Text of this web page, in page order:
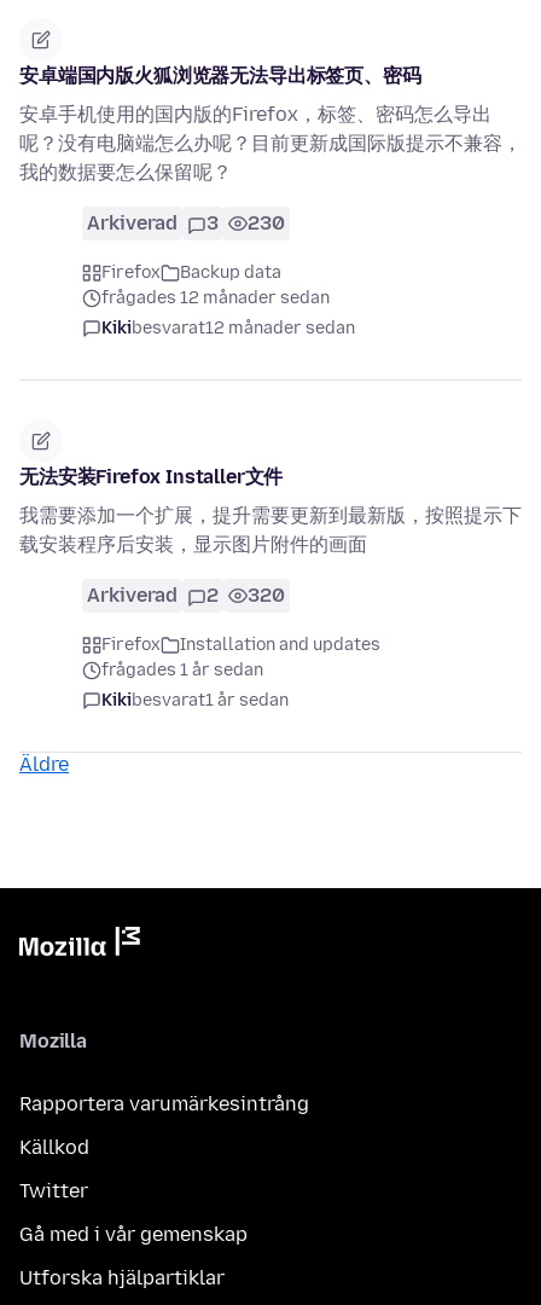
安卓端国内版火狐浏览器无法导出标签页、密码
安卓手机使用的国内版的Firefox，标签、密码怎么导出
呢？没有电脑端怎么办呢？目前更新成国际版提示不兼容，
我的数据要怎么保留呢？
Arkiverad 3 230
Firefox
Backup data
frågades 12 månader sedan
Kikibesvarat12 månader sedan
无法安装Firefox Installer文件
我需要添加一个扩展，提升需要更新到最新版，按照提示下
载安装程序后安装，显示图片附件的画面
Arkiverad 2 320
Firefox
Installation and updates
frågades 1 år sedan
Kikibesvarat1 år sedan
Äldre
Mozilla
Rapportera varumärkesintrång
Källkod
Twitter
Gå med i vår gemenskap
Utforska hjälpartiklar